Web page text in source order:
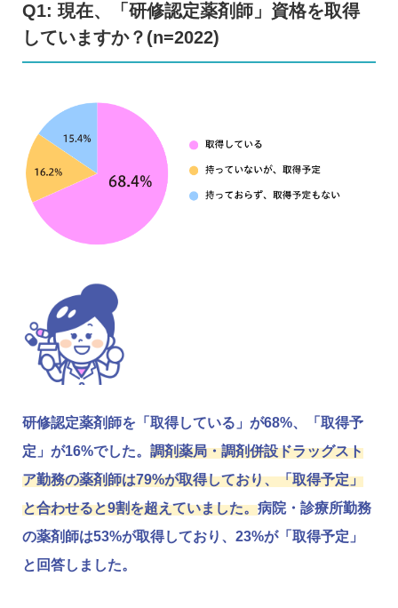
Q1: 現在、「研修認定薬剤師」資格を取得
していますか？(n=2022)
研修認定薬剤師を「取得している」が68%、「取得予
定」が16%でした。 調剤薬局・調剤併設ドラッグスト
ア勤務の薬剤師は79%が取得しており、「取得予定」
と合わせると9割を超えていました。病院・診療所勤務
の薬剤師は53%が取得しており、23%が「取得予定」
と回答しました。